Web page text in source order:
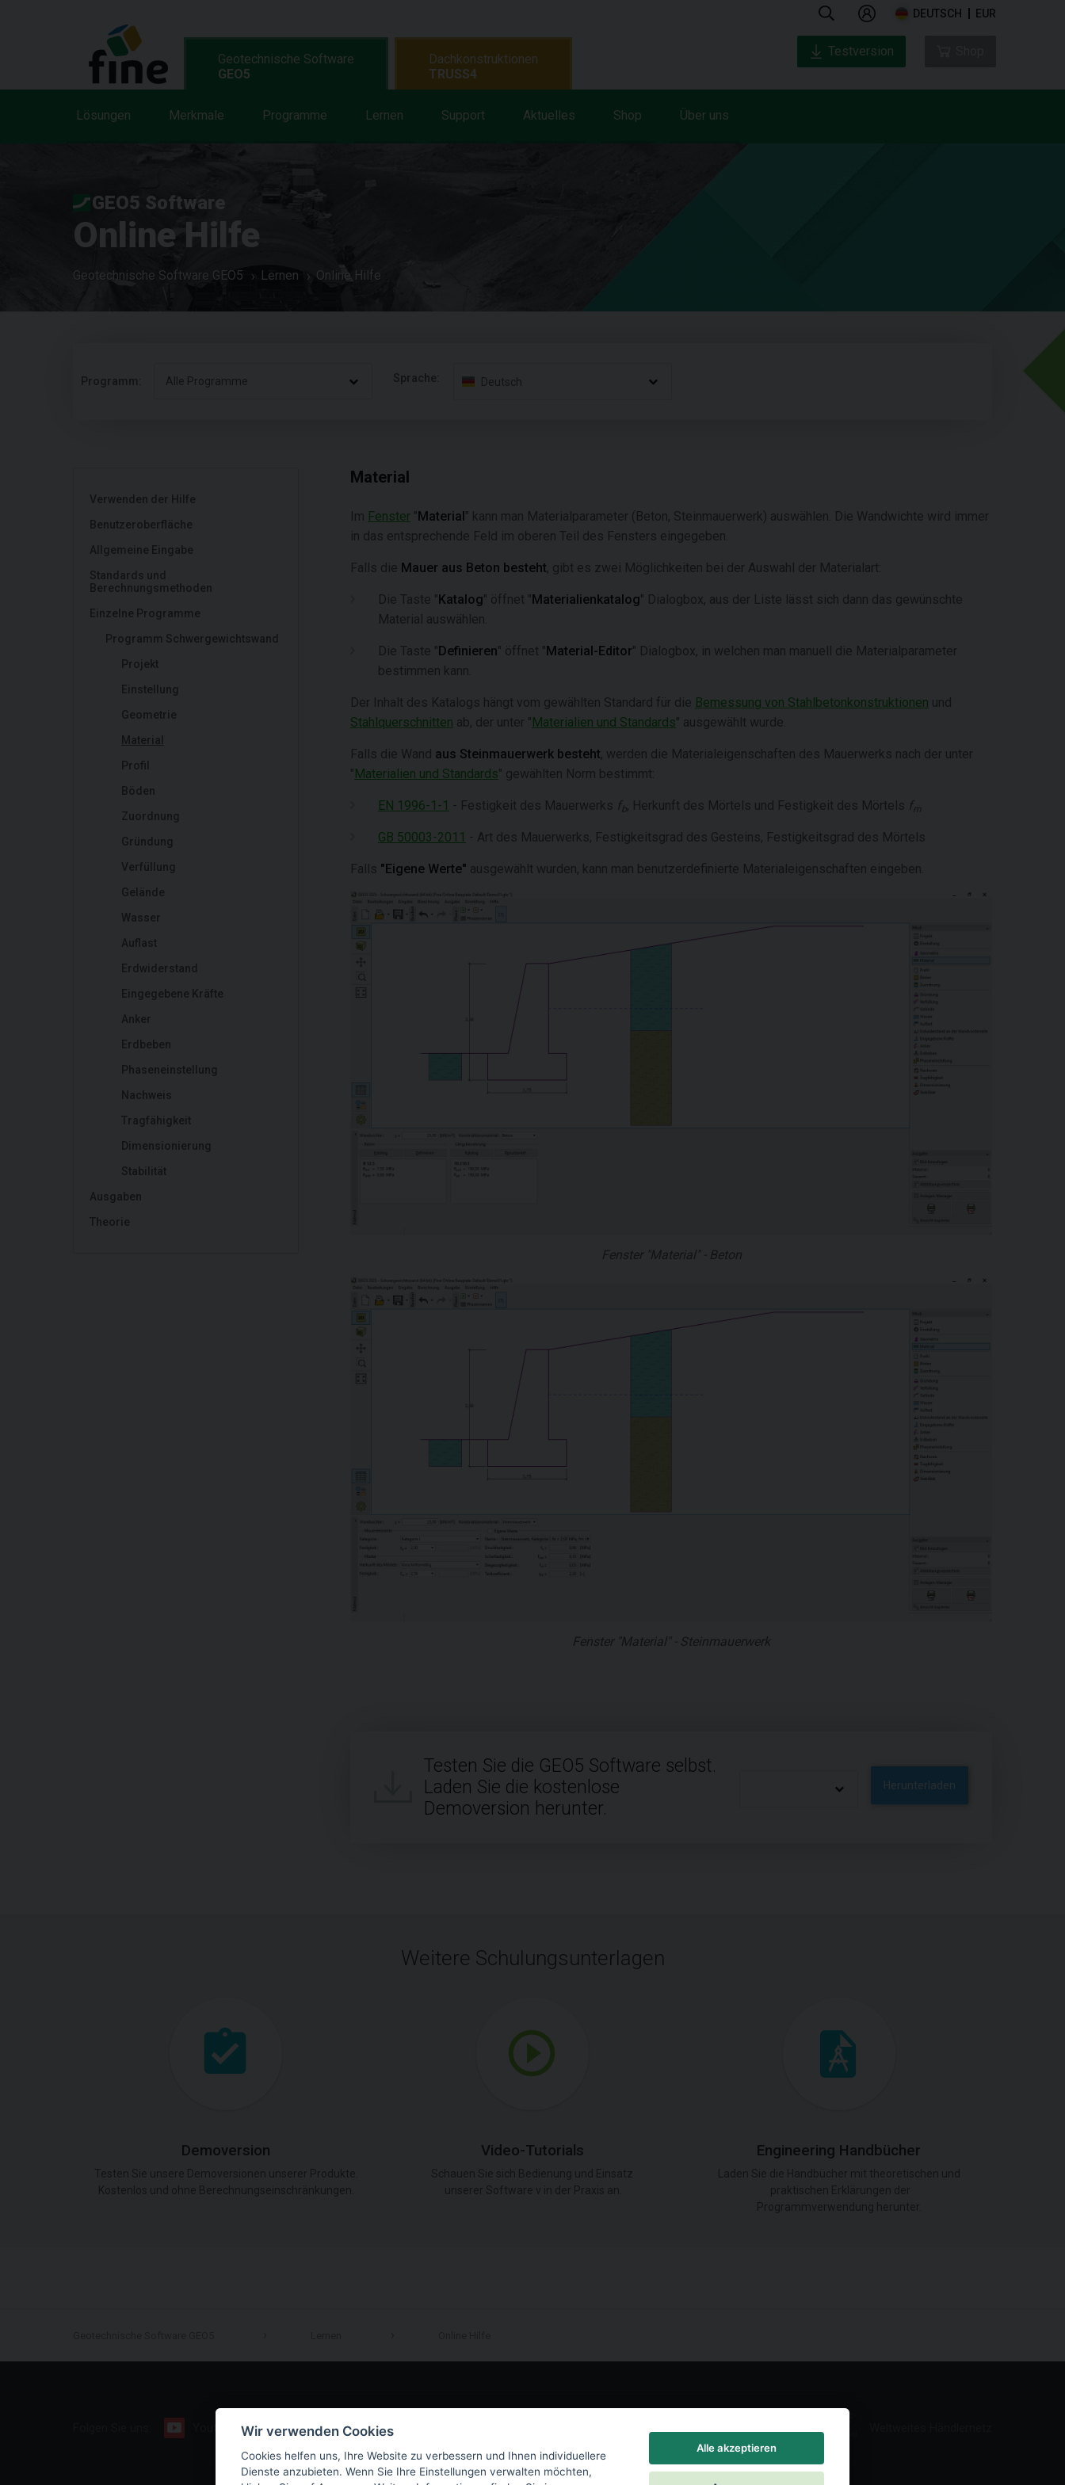
DEUTSCH EUR
Geotechnische Software
GEO5
Lösungen Merkmale Programme Lernen Support Aktuelles Shop Über uns
Dachkonstruktionen
TRUSS4
Testversion
GEO5 Software
Online Hilfe
Geotechnische Software GEO5 Lernen Online Hilfe
Programm: Alle Programme Sprache: Deutsch
Verwenden der Hilfe
Benutzeroberfläche
Allgemeine Eingabe
Standards und
Berechnungsmethoden
Einzelne Programme
Programm Schwergewichtswand
Projekt
Einstellung
Geometrie
Material
Profil
Böden
Zuordnung
Gründung
Verfüllung
Gelände
Wasser
Auflast
Erdwiderstand
Eingegebene Kräfte
Anker
Erdbeben
Phaseneinstellung
Nachweis
Tragfähigkeit
Dimensionierung
Stabilität
Ausgaben
Theorie
Material
Im Fenster "Material" kann man Materialparameter (Beton, Steinmauerwerk) auswählen. Die Wandwichte wird immer
in das entsprechende Feld im oberen Teil des Fensters eingegeben.
Falls die Mauer aus Beton besteht, gibt es zwei Möglichkeiten bei der Auswahl der Materialart:
Die Taste "Katalog" öffnet "Materialienkatalog" Dialogbox, aus der Liste lässt sich dann das gewünschte
Material auswählen.
Die Taste "Definieren" öffnet "Material-Editor" Dialogbox, in welchen man manuell die Materialparameter
bestimmen kann.
Der Inhalt des Katalogs hängt vom gewählten Standard für die Bemessung von Stahlbetonkonstruktionen und
Stahlquerschnitten ab, der unter "Materialien und Standards" ausgewählt wurde.
Falls die Wand aus Steinmauerwerk besteht, werden die Materialeigenschaften des Mauerwerks nach der unter
"Materialien und Standards" gewählten Norm bestimmt:
EN 1996-1-1 - Festigkeit des Mauerwerks fb, Herkunft des Mörtels und Festigkeit des Mörtels fm
GB 50003-2011 - Art des Mauerwerks, Festigkeitsgrad des Gesteins, Festigkeitsgrad des Mörtels
Falls "Eigene Werte" ausgewählt wurden, kann man benutzerdefinierte Materialeigenschaften eingeben.
Fenster "Material" - Beton
Fenster "Material" - Steinmauerwerk
Testen Sie die GEO5 Software selbst.
Laden Sie die kostenlose
Demoversion herunter.
Herunterladen
Weitere Schulungsunterlagen
Demoversion Video-Tutorials Engineering Handbücher
Facebook
Wir verwenden Cookies
Cookies helfen uns, Ihre Website zu verbessern und Ihnen individuellere
Dienste anzubieten. Wenn Sie Ihre Einstellungen verwalten möchten,
Alle akzeptieren